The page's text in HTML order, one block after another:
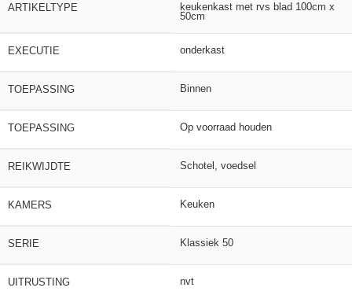
ARTIKELTYPE
keukenkast met rvs blad 100cm x
50cm
EXECUTIE onderkast
TOEPASSING Binnen
TOEPASSING Op voorraad houden
REIKWIJDTE Schotel, voedsel
KAMERS Keuken
SERIE Klassiek 50
UITRUSTING nvt